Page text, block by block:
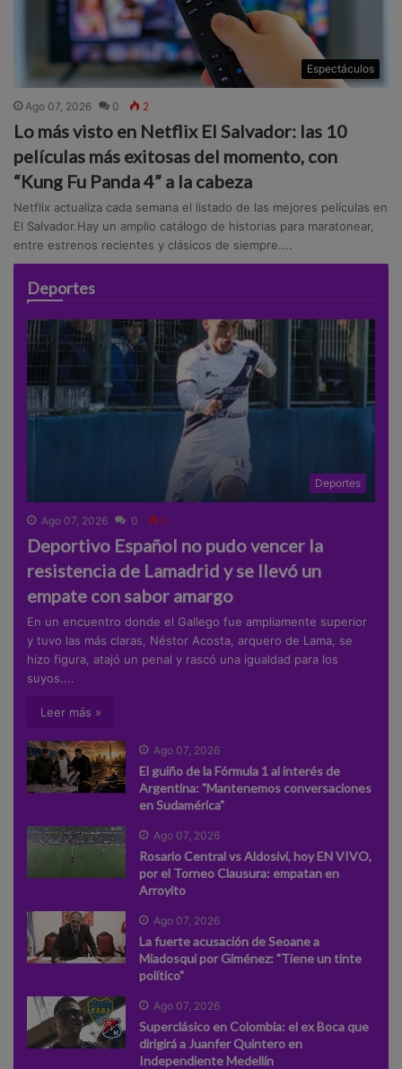
Espectáculos
Ago 07, 2026 0 2
Lo más visto en Netflix El Salvador: las 10
películas más exitosas del momento, con
“Kung Fu Panda 4” a la cabeza
Netflix actualiza cada semana el listado de las mejores películas en
El Salvador.Hay un amplio catálogo de historias para maratonear,
entre estrenos recientes y clásicos de siempre....
Deportes
Deportes
Ago 07, 2026 0 0
Deportivo Español no pudo vencer la
resistencia de Lamadrid y se llevó un
empate con sabor amargo
En un encuentro donde el Gallego fue ampliamente superior
y tuvo las más claras, Néstor Acosta, arquero de Lama, se
hizo figura, atajó un penal y rascó una igualdad para los
suyos....
Leer más »
Ago 07, 2026
El guiño de la Fórmula 1 al interés de
Argentina: "Mantenemos conversaciones
en Sudamérica"
Ago 07, 2026
Rosario Central vs Aldosivi, hoy EN VIVO,
por el Torneo Clausura: empatan en
Arroyito
Ago 07, 2026
La fuerte acusación de Seoane a
Miadosqui por Giménez: "Tiene un tinte
político"
Ago 07, 2026
Superclásico en Colombia: el ex Boca que
dirigirá a Juanfer Quintero en
Independiente Medellín